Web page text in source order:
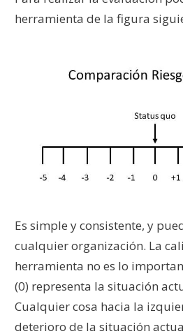
herramienta de la figura
Es simple y consistente, y
cualquier organización. La
herramienta no es lo
(0) representa la situación
Cualquier cosa hacia la
deterioro de la situación